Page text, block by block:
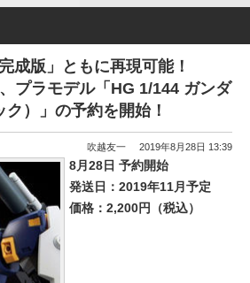
成版」ともに再現可能！
プラモデル「HG 1/144 ガンダ
）」の予約を開始！
吹越友一 2019年8月28日 13:39
8月28日 予約開始
発送日：2019年11月予定
価格：2,200円（税込）